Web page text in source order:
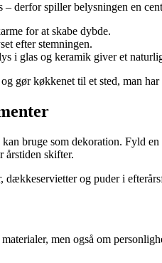
– derfor spiller belysningen en
for at skabe dybde.
efter stemningen.
i glas og keramik giver et
gør køkkenet til et sted, man
bruge som dekoration. Fyld
årstiden skifter.
dækkeservietter og puder i
men også om